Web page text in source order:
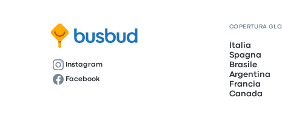
Instagram
Facebook
COPERTURA
Italia
Spagna
Brasile
Argentina
Francia
Canada